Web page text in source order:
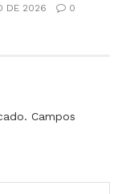
DE 2026 0
Campos